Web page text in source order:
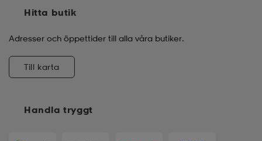
Handla tryggt
Hitta butik
Adresser och öppettider till alla våra butiker.
Till karta